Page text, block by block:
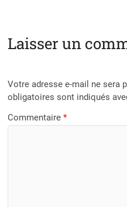
Laisser un
Votre adresse e-mail ne sera
obligatoires sont indiqués
Commentaire*